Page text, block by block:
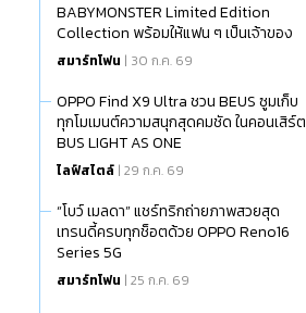
BABYMONSTER Limited Edition
Collection พร้อมให้แฟน ๆ เป็นเจ้าของ
แล้ว
สมาร์ทโฟน | 30 ก.ค. 69
OPPO Find X9 Ultra ชวน BEUS ซูมเก็บ
ทุกโมเมนต์ความสนุกสุดคมชัด ในคอนเสิร์ต
BUS LIGHT AS ONE
ไลฟ์สไตล์ | 29 ก.ค. 69
“โบว์ เมลดา” แชร์ทริกถ่ายภาพสวยสุด
เทรนดี้ครบทุกช็อตด้วย OPPO Reno16
Series 5G
สมาร์ทโฟน | 25 ก.ค. 69